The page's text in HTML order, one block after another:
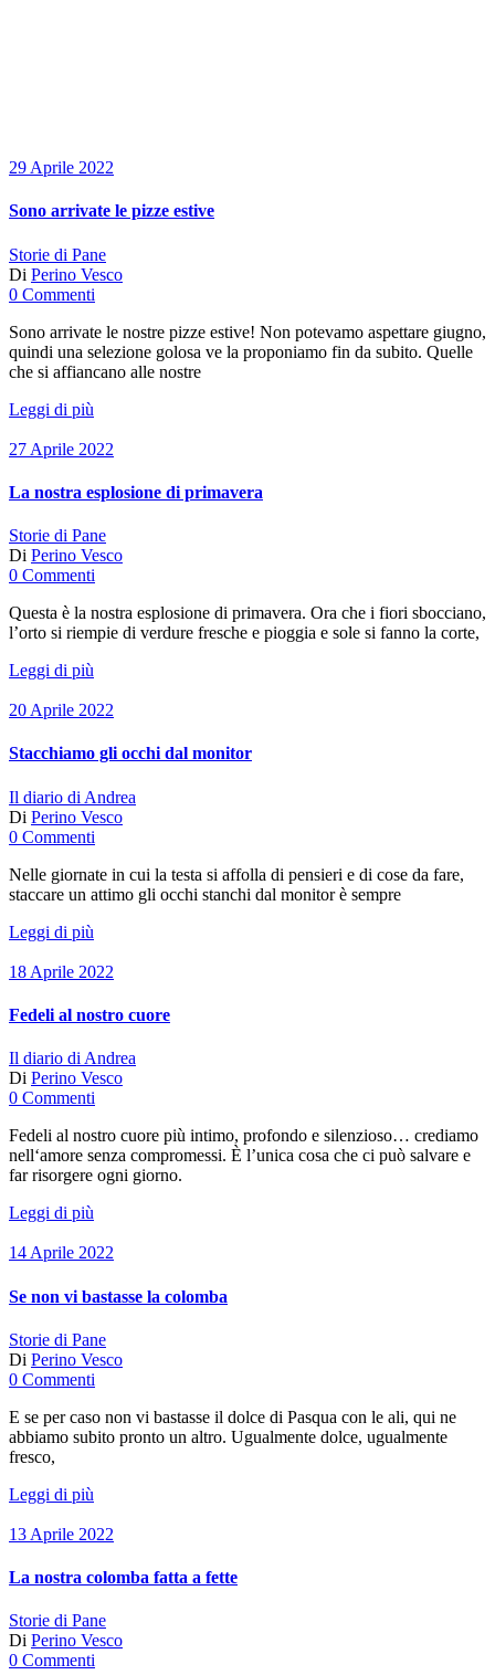
29 Aprile 2022
Sono arrivate le pizze estive
Storie di Pane
Di Perino Vesco
0 Commenti
Sono arrivate le nostre pizze estive! Non potevamo aspettare giugno,
quindi una selezione golosa ve la proponiamo fin da subito. Quelle
che si affiancano alle nostre
Leggi di più
27 Aprile 2022
La nostra esplosione di primavera
Storie di Pane
Di Perino Vesco
0 Commenti
Questa è la nostra esplosione di primavera. Ora che i fiori sbocciano,
l’orto si riempie di verdure fresche e pioggia e sole si fanno la corte,
Leggi di più
20 Aprile 2022
Stacchiamo gli occhi dal monitor
Il diario di Andrea
Di Perino Vesco
0 Commenti
Nelle giornate in cui la testa si affolla di pensieri e di cose da fare,
staccare un attimo gli occhi stanchi dal monitor è sempre
Leggi di più
18 Aprile 2022
Fedeli al nostro cuore
Il diario di Andrea
Di Perino Vesco
0 Commenti
Fedeli al nostro cuore più intimo, profondo e silenzioso… crediamo
nell‘amore senza compromessi. È l’unica cosa che ci può salvare e
far risorgere ogni giorno.
Leggi di più
14 Aprile 2022
Se non vi bastasse la colomba
Storie di Pane
Di Perino Vesco
0 Commenti
E se per caso non vi bastasse il dolce di Pasqua con le ali, qui ne
abbiamo subito pronto un altro. Ugualmente dolce, ugualmente
fresco,
Leggi di più
13 Aprile 2022
La nostra colomba fatta a fette
Storie di Pane
Di Perino Vesco
0 Commenti